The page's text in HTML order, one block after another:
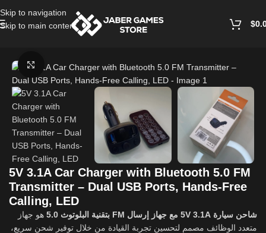
Skip to navigation
Skip to main content
$
Click to enlarge
5V 3.1A Car Charger with Bluetooth 5.0 FM
Transmitter – Dual USB Ports, Hands-Free
Calling, LED
شاحن سيارة 5V 3.1A مع جهاز إرسال FM بتقنية البلوتوث 5.0
هو جهاز
متعدد الوظائف مصمم لتحسين تجربة القيادة من خلال توفير شحن سريع،